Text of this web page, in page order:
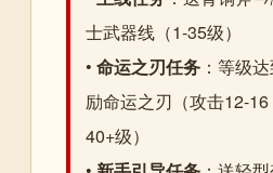
士武器线（1-35级）
• 命运之刃任务 ：等级
励命运之刃（攻击12-
40+级）